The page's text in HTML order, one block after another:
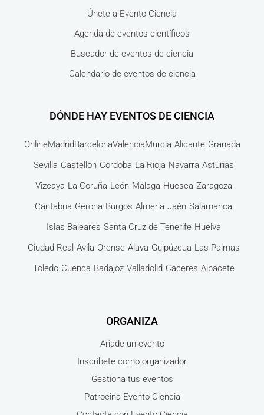
Únete a Evento Ciencia
Agenda de eventos científicos
Buscador de eventos de ciencia
Calendario de eventos de ciencia
DÓNDE HAY EVENTOS DE CIENCIA
OnlineMadridBarcelonaValenciaMurcia Alicante Granada
Sevilla Castellón Córdoba La Rioja Navarra Asturias
Vizcaya La Coruña León Málaga Huesca Zaragoza
Cantabria Gerona Burgos Almería Jaén Salamanca
Islas Baleares Santa Cruz de Tenerife Huelva
Ciudad Real Ávila Orense Álava Guipúzcua Las Palmas
Toledo Cuenca Badajoz Valladolid Cáceres Albacete
ORGANIZA
Añade un evento
Inscríbete como organizador
Gestiona tus eventos
Patrocina Evento Ciencia